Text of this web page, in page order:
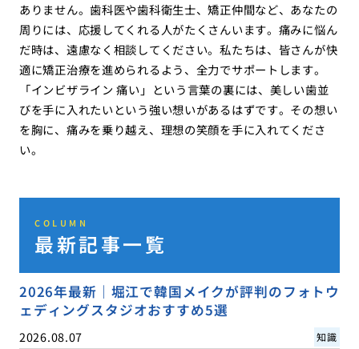
ありません。歯科医や歯科衛生士、矯正仲間など、あなたの
周りには、応援してくれる人がたくさんいます。痛みに悩ん
だ時は、遠慮なく相談してください。私たちは、皆さんが快
適に矯正治療を進められるよう、全力でサポートします。
「インビザライン 痛い」という言葉の裏には、美しい歯並
びを手に入れたいという強い想いがあるはずです。その想い
を胸に、痛みを乗り越え、理想の笑顔を手に入れてくださ
い。
COLUMN
最新記事一覧
2026年最新｜堀江で韓国メイクが評判のフォトウ
ェディングスタジオおすすめ5選
2026.08.07 知識